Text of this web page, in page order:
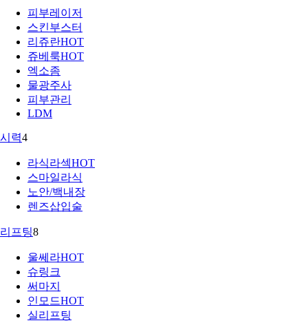
피부레이저
스킨부스터
리쥬란HOT
쥬베룩HOT
엑소좀
물광주사
피부관리
LDM
시력4
라식라섹HOT
스마일라식
노안/백내장
렌즈삽입술
리프팅8
울쎄라HOT
슈링크
써마지
인모드HOT
실리프팅